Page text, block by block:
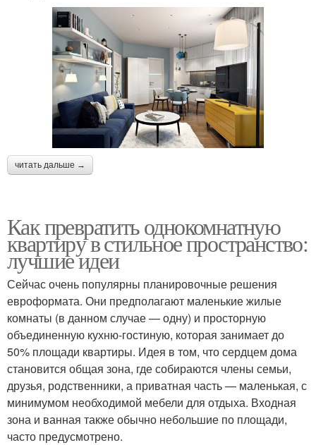
читать дальше →
Как превратить однокомнатную
квартиру в стильное пространство:
лучшие идеи
Сейчас очень популярны планировочные решения
евроформата. Они предполагают маленькие жилые
комнаты (в данном случае — одну) и просторную
объединенную кухню-гостиную, которая занимает до
50% площади квартиры. Идея в том, что сердцем дома
становится общая зона, где собираются члены семьи,
друзья, родственники, а приватная часть — маленькая, с
минимумом необходимой мебели для отдыха. Входная
зона и ванная также обычно небольшие по площади,
часто предусмотрено.